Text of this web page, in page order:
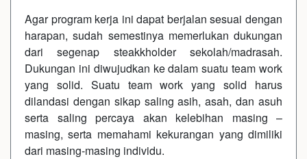
Agar program kerja ini dapat berjalan sesuai dengan
harapan, sudah semestinya memerlukan dukungan
dari segenap steakkholder sekolah/madrasah.
Dukungan ini diwujudkan ke dalam suatu team work
yang solid. Suatu team work yang solid harus
dilandasi dengan sikap saling asih, asah, dan asuh
serta saling percaya akan kelebihan masing –
masing, serta memahami kekurangan yang dimiliki
dari masing-masing individu.